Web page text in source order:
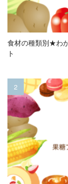
食材の種類別★わ
ト